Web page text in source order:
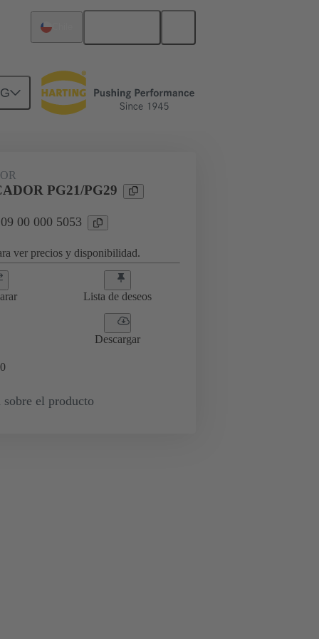
09 00 000 5053
PG21/PG29
00 000 5053
ver precios y disponibilidad.
Lista de deseos
Descargar
0
sobre el producto